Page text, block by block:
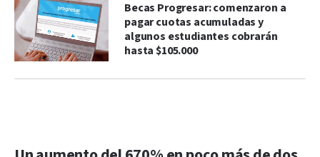
Becas Progresar: comenzaron a
pagar cuotas acumuladas y
algunos estudiantes cobrarán
hasta $105.000